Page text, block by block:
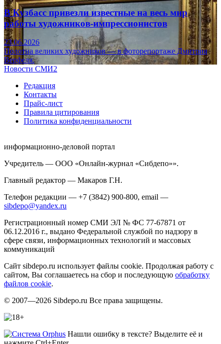
В Кузбасс привезли известные на весь мир
работы художников-импрессионистов
23.06.2026
Полотна великих художников — в фоторепортаже Дмитрия
Верфеля.
Новости СМИ2
Редакция
Контакты
Прайс-лист
Правила цитирования
Политика конфиденциальности
информационно-деловой портал
Учредитель — ООО «Онлайн-журнал «Сибдепо»».
Главный редактор — Макаров Г.Н.
Телефон редакции — +7 (3842) 900-800, email —
sibdepo@yandex.ru
Регистрационный номер СМИ ЭЛ № ФС 77-67871 от
06.12.2016 г., выдано Федеральной службой по надзору в
сфере связи, информационных технологий и массовых
коммуникаций
Сайт sibdepo.ru использует файлы cookie. Продолжая работу с
сайтом, Вы соглашаетесь на сбор и последующую обработку
файлов cookie.
© 2007—2026 Sibdepo.ru Все права защищены.
Нашли ошибку в тексте? Выделите её и